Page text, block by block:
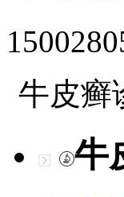
牛皮癣
牛